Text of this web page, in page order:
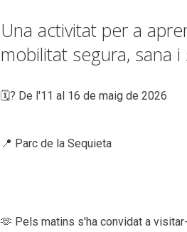
Una activitat per a
mobilitat segura, sana i
🗓? De l'11 al 16 de maig de 2026
📍 Parc de la Sequieta
🫶 Pels matins s'ha convidat a